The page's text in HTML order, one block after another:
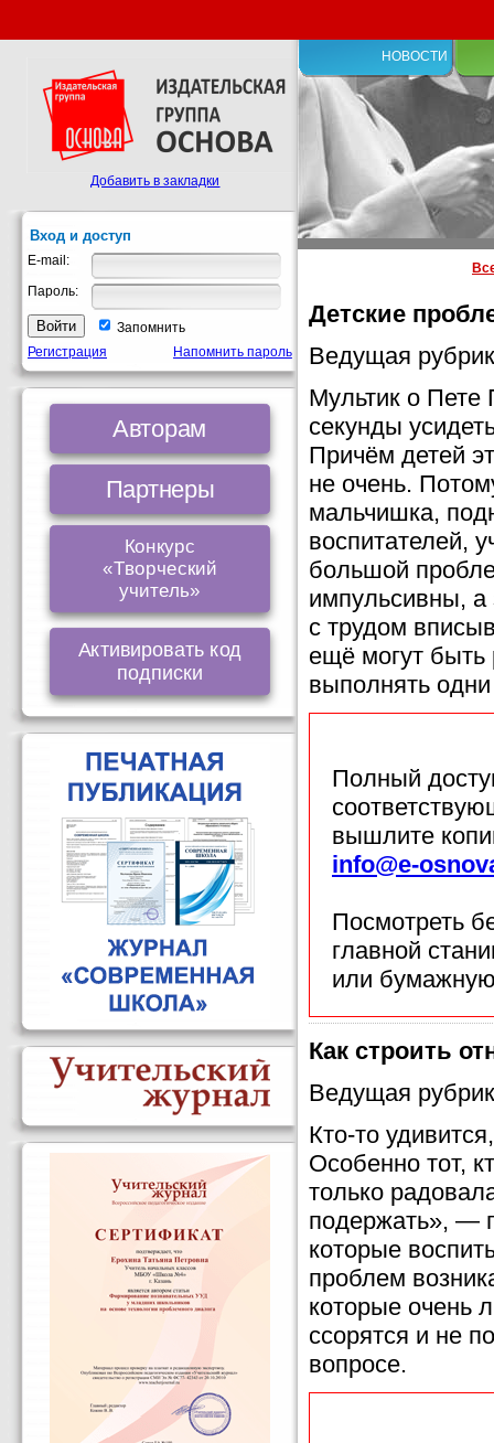
НОВОСТИ
Детские
Ведущая
Мультик о Пете
секунды
Причём детей
не очень.
мальчишка,
воспитателей,
большой
импульсивны, а
с трудом
ещё могут быть
выполнять
Полный
вышлите
info@e-
Посмотреть
главной
или
Как строить
Ведущая
Кто-то
Особенно тот,
только
подержать», —
которые
проблем
которые очень
ссорятся и не
вопросе.
Добавить в закладки
Вход и доступ
E-mail:
Пароль:
Запомнить
Регистрация
Напомнить пароль
Авторам
Партнеры
Конкурс
«Творческий
учитель»
Активировать код
подписки